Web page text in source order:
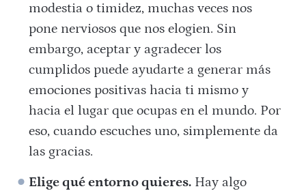
modestia o timidez, muchas veces nos
pone nerviosos que nos elogien. Sin
embargo, aceptar y agradecer los
cumplidos puede ayudarte a generar más
emociones positivas hacia ti mismo y
hacia el lugar que ocupas en el mundo. Por
eso, cuando escuches uno, simplemente da
las gracias.
Elige qué entorno quieres. Hay algo